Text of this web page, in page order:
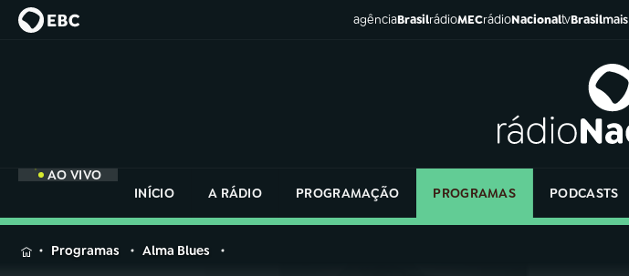
agênciaBrasilrádioMECrádioNacionaltvBrasilmais
AO VIVO
INÍCIO
A RÁDIO PROGRAMAÇÃO PROGRAMAS PODCASTS
MENUProgramas Alma Blues